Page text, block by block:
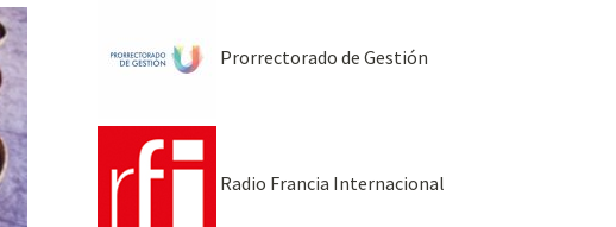
Prorrectorado de Gestión
Radio Francia Internacional